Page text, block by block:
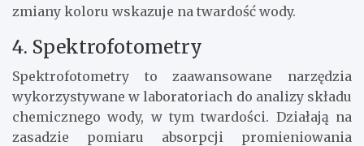
zmiany koloru wskazuje na twardość wody.
4. Spektrofotometry
Spektrofotometry to zaawansowane narzędzia
wykorzystywane w laboratoriach do analizy składu
chemicznego wody, w tym twardości. Działają na
zasadzie pomiaru absorpcji promieniowania